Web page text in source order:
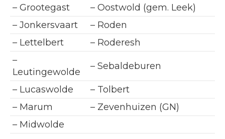
– Grootegast
– Oostwold (gem. Leek)
– Jonkersvaart
– Roden
– Lettelbert
– Roderesh
–
Leutingewolde
– Sebaldeburen
– Lucaswolde
– Tolbert
– Marum
– Zevenhuizen (GN)
– Midwolde